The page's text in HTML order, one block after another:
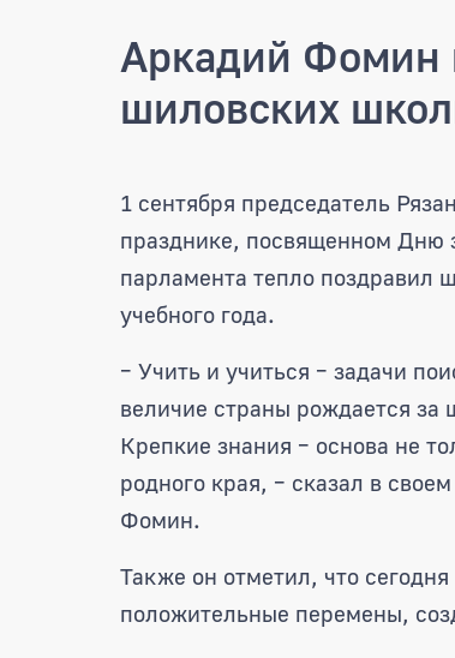
Аркадий Фомин
шиловских
Аркадий Фомин
1 сентября председатель
празднике, посвященном Дню
парламента тепло поздравил
учебного года.
– Учить и учиться – задачи
величие страны рождается за
Крепкие знания – основа не
родного края, – сказал в
Фомин.
Также он отметил, что
положительные перемены,